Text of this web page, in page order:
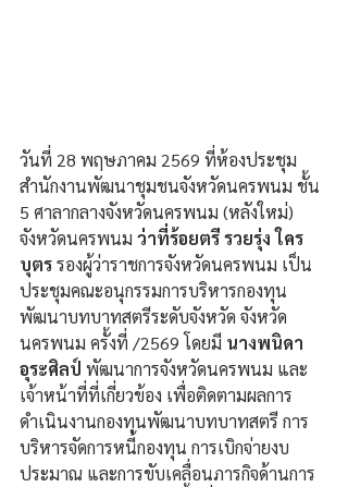
วันที่ 28 พฤษภาคม 2569 ที่ห้องประชุม
สำนักงานพัฒนาชุมชนจังหวัดนครพนม ชั้น
5 ศาลากลางจังหวัดนครพนม (หลังใหม่)
จังหวัดนครพนม ว่าที่ร้อยตรี รวยรุ่ง ใคร
บุตร รองผู้ว่าราชการจังหวัดนครพนม เป็น
ประชุมคณะอนุกรรมการบริหารกองทุน
พัฒนาบทบาทสตรีระดับจังหวัด จังหวัด
นครพนม ครั้งที่ /2569 โดยมี นางพนิดา
อุระศิลป์ พัฒนาการจังหวัดนครพนม และ
เจ้าหน้าที่ที่เกี่ยวข้อง เพื่อติดตามผลการ
ดำเนินงานกองทุนพัฒนาบทบาทสตรี การ
บริหารจัดการหนี้กองทุน การเบิกจ่ายงบ
ประมาณ และการขับเคลื่อนภารกิจด้านการ